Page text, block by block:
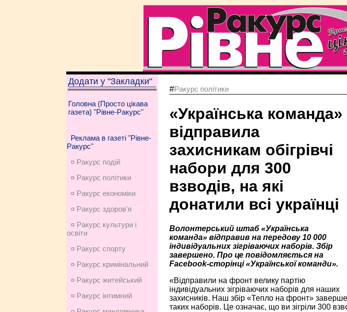
Додати у "Закладки"
Головна (Просто цікава
газета) "Рівне-Ракурс"
Реклама в газеті "Рівне-
Ракурс"
¤ Ракурс подій
¤ Ракурс політики
¤ Ракурс економiки
¤ Ракурс здоров'я
¤ Ракурс культури і
освіти
¤ Ракурс спорту
¤ Ракурс кримінальний
¤ Ракурс житейський
¤ Ракурс інтимний
#Ракурс політики
«Українська команда»
відправила
захисникам обігрівчі
набори для 300
взводів, на які
донатили всі українці
Волонтерський штаб «Українська
команда» відправив на передову 10 000
індивідуальних зігріваючих наборів. Збір
завершено. Про це повідомляється на
Facebook-сторінці «Української команди».
«Відправили на фронт велику партію
індивідуальних зігріваючих наборів для наших
захисників. Наш збір «Тепло на фронт»
таких наборів. Це означає, що ви зігріли 300